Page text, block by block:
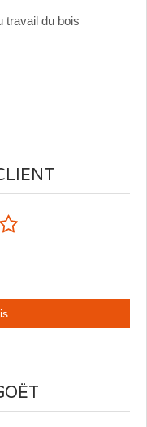
travail du bois